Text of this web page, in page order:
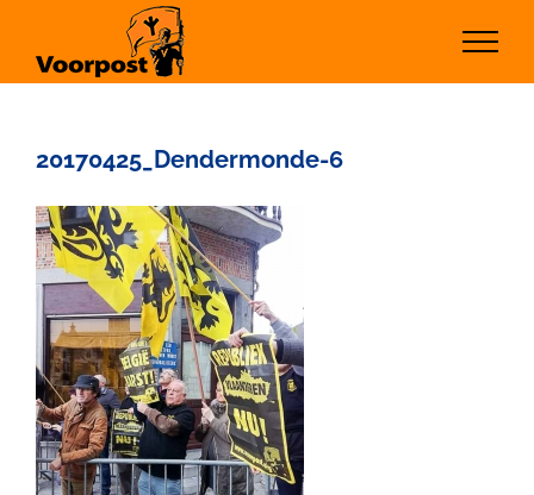
inhoud
20170425_Dendermonde-6